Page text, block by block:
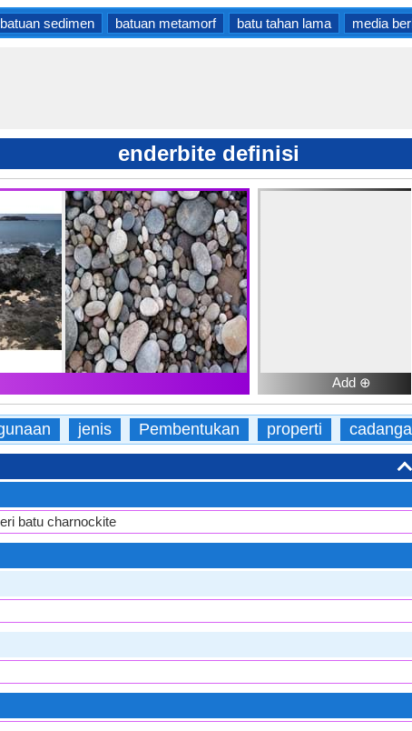
batuan sedimen batuan metamorf batu tahan lama media
enderbite definisi
Add ⊕
jenis Pembentukan properti
batu charnockite